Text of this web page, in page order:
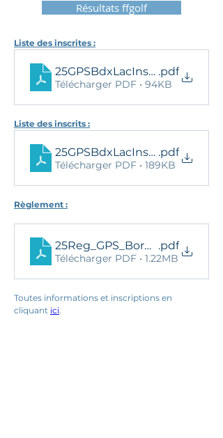
Résultats ffgolf
Liste des inscrites :
25GPSBdxLacInscritesDames
.pdf
Télécharger PDF • 94KB
Liste des inscrits :
25GPSBdxLacInscritsMessieurs
.pdf
Télécharger PDF • 189KB
Règlement :
25Reg_GPS_BordeauxLac
.pdf
Télécharger PDF • 1.22MB
Toutes informations et inscriptions en
cliquant ici.